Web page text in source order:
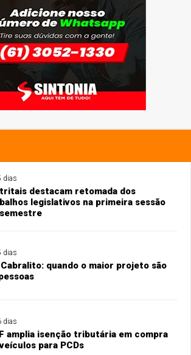
dias
destacam retomada dos
legislativos na primeira sessão
dias
Cabralito: quando o maior projeto são
dias
amplia isenção tributária em compra
para PCDs